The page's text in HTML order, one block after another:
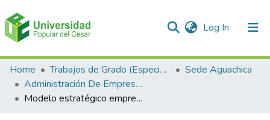
Log In (current)
Communities & Collections
All of DSpace
Home Trabajos de Grado (Especializaciones y Pregrados)
Sede Aguachica
Administración De Empresas
Modelo estratégico empresarial para la IPS Unimujer Materno Infantil